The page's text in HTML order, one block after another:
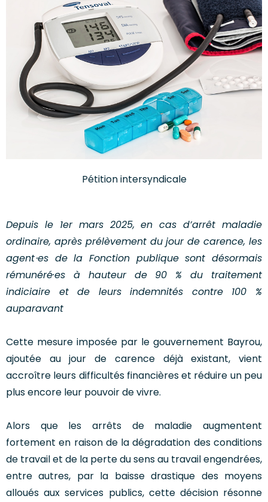
Pétition intersyndicale
Depuis le 1er mars 2025, en cas d’arrêt maladie
ordinaire, après prélèvement du jour de carence, les
agent⋅es de la Fonction publique sont désormais
rémunéré·es à hauteur de 90 % du traitement
indiciaire et de leurs indemnités contre 100 %
auparavant
Cette mesure imposée par le gouvernement Bayrou,
ajoutée au jour de carence déjà existant, vient
accroître leurs difficultés financières et réduire un peu
plus encore leur pouvoir de vivre.
Alors que les arrêts de maladie augmentent
fortement en raison de la dégradation des conditions
de travail et de la perte du sens au travail engendrées,
entre autres, par la baisse drastique des moyens
alloués aux services publics, cette décision résonne